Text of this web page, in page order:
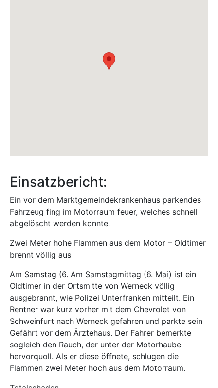
Einsatzbericht:
Ein vor dem Marktgemeindekrankenhaus parkendes
Fahrzeug fing im Motorraum feuer, welches schnell
abgelöscht werden konnte.
Zwei Meter hohe Flammen aus dem Motor – Oldtimer
brennt völlig aus
Am Samstag (6. Am Samstagmittag (6. Mai) ist ein
Oldtimer in der Ortsmitte von Werneck völlig
ausgebrannt, wie Polizei Unterfranken mitteilt. Ein
Rentner war kurz vorher mit dem Chevrolet von
Schweinfurt nach Werneck gefahren und parkte sein
Gefährt vor dem Ärztehaus. Der Fahrer bemerkte
sogleich den Rauch, der unter der Motorhaube
hervorquoll. Als er diese öffnete, schlugen die
Flammen zwei Meter hoch aus dem Motorraum.